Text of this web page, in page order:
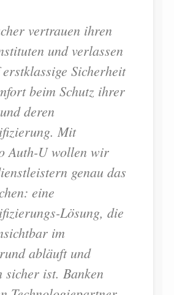
vertrauen ihren
und verlassen
Sicherheit
beim Schutz ihrer
deren
Mit
Auth-U wollen wir
genau das
eine
Lösung, die
im
abläuft und
sicher ist. Banken